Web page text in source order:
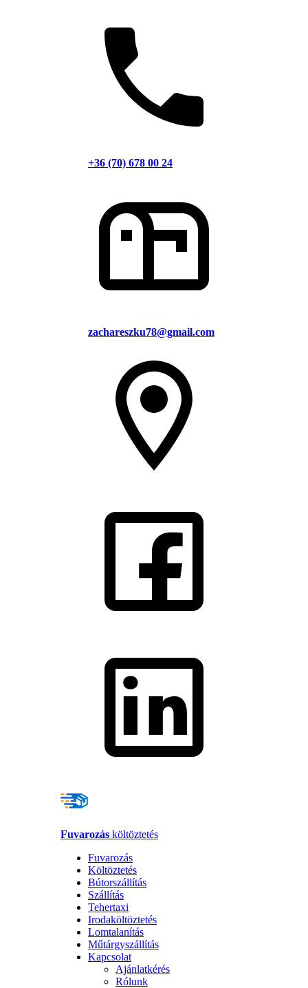
+36 (70) 678 00 24
zachareszku78@gmail.com
Fuvarozás költöztetés
Fuvarozás
Költöztetés
Bútorszállítás
Szállítás
Tehertaxi
Irodaköltöztetés
Lomtalanítás
Műtárgyszállítás
Kapcsolat
Ajánlatkérés
Rólunk